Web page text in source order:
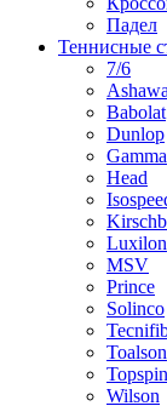
Падел
Теннисные
7/6
Babolat
Dunlop
Gamma
Head
Luxilon
MSV
Prince
Solinco
Toalson
Topspin
Wilson